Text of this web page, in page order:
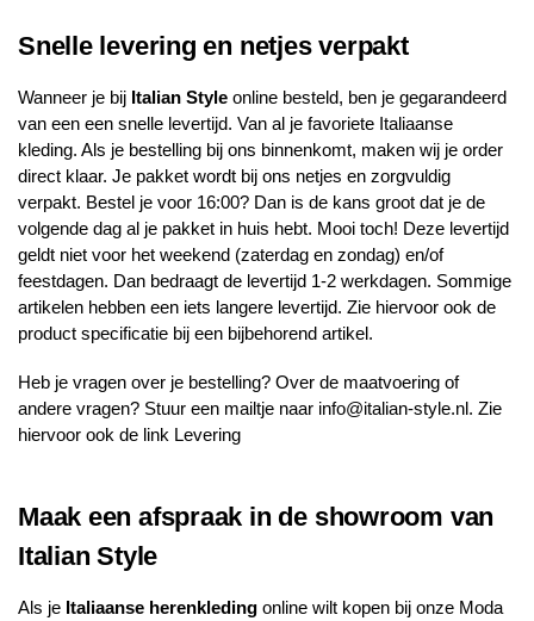
Snelle levering en netjes verpakt
Wanneer je bij Italian Style online besteld, ben je gegarandeerd
van een een snelle levertijd. Van al je favoriete Italiaanse
kleding. Als je bestelling bij ons binnenkomt, maken wij je order
direct klaar. Je pakket wordt bij ons netjes en zorgvuldig
verpakt. Bestel je voor 16:00? Dan is de kans groot dat je de
volgende dag al je pakket in huis hebt. Mooi toch! Deze levertijd
geldt niet voor het weekend (zaterdag en zondag) en/of
feestdagen. Dan bedraagt de levertijd 1-2 werkdagen. Sommige
artikelen hebben een iets langere levertijd. Zie hiervoor ook de
product specificatie bij een bijbehorend artikel.
Heb je vragen over je bestelling? Over de maatvoering of
andere vragen? Stuur een mailtje naar info@italian-style.nl. Zie
hiervoor ook de link Levering
Maak een afspraak in de showroom van
Italian Style
Als je Italiaanse herenkleding online wilt kopen bij onze Moda